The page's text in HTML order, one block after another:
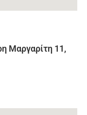
Μαργαρίτη 11,